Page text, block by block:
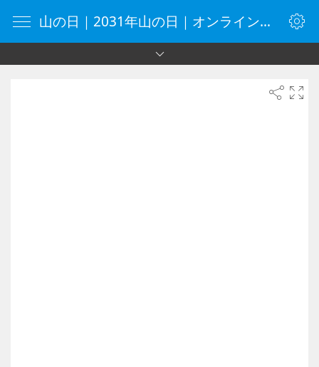
山の日｜2031年山の日｜オンラインタイマー｜タイマー｜vClock.jp